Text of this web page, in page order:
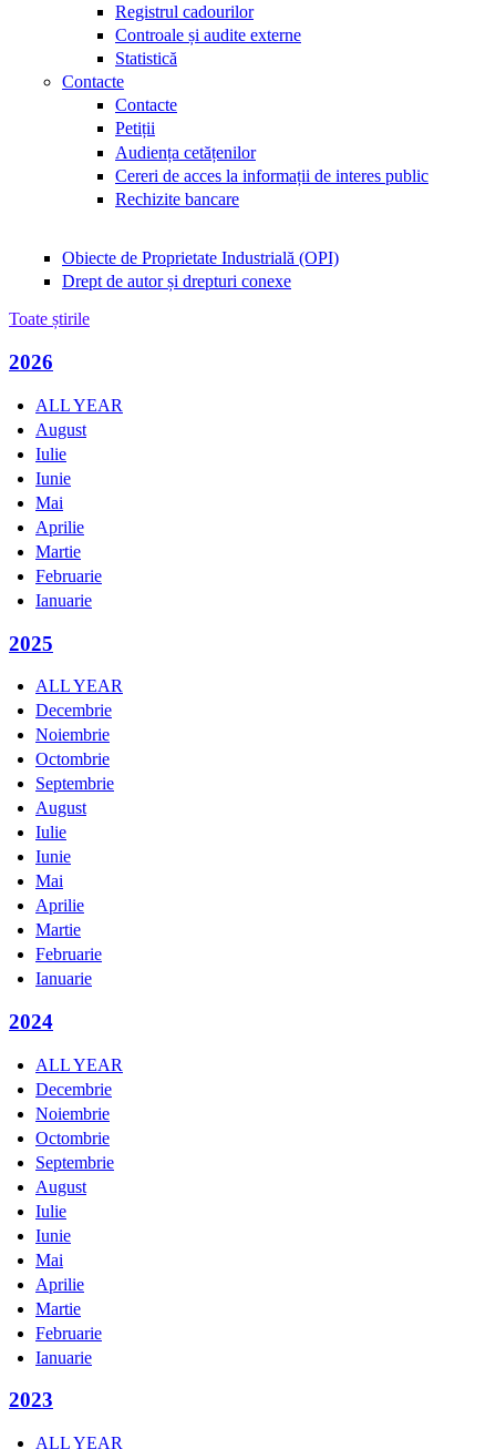
Registrul cadourilor
Controale și audite externe
Statistică
Contacte
Contacte
Petiții
Audiența cetățenilor
Cereri de acces la informații de interes public
Rechizite bancare
Obiecte de Proprietate Industrială (OPI)
Drept de autor și drepturi conexe
Toate știrile
2026
ALL YEAR
August
Iulie
Iunie
Mai
Aprilie
Martie
Februarie
Ianuarie
2025
ALL YEAR
Decembrie
Noiembrie
Octombrie
Septembrie
August
Iulie
Iunie
Mai
Aprilie
Martie
Februarie
Ianuarie
2024
ALL YEAR
Decembrie
Noiembrie
Octombrie
Septembrie
August
Iulie
Iunie
Mai
Aprilie
Martie
Februarie
Ianuarie
2023
ALL YEAR